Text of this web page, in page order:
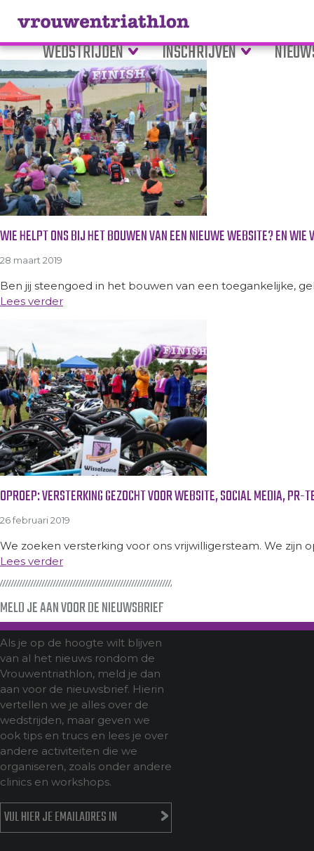
WEDSTRIJDEN INSCHRIJVEN
Tag Archive: Wordpress
WIE HELPT ONS BIJ HET BOUWEN VAN EEN NIEUWE WEBSITE? EN WIE
28 maart 2019
Ben jij steengoed in het bouwen van een toegankelijke,
Lees verder
OPROEP: VERSTERKING GEZOCHT VOOR WEBSITE, SOCIAL MEDIA, PR-
26 februari 2019
We zoeken versterking voor ons vrijwilligersteam. We zijn
Lees verder
MELD JE AAN VOOR DE NIEUWSBRIEF
Als je op de hoogte wilt blijven
van al het nieuws rondom de
Vrouwentriathlon, meld je dan
aan voor de nieuwsbrief. Hierin
vertellen we je alles over de
wedstrijden, maar geven we
ook tips en trucs en lees je over
andere activiteiten die we
organiseren, zoals onder andere
clinics en workshops.